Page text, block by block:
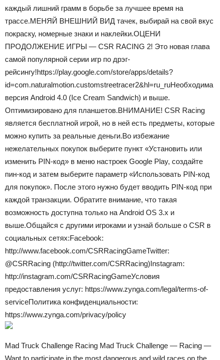
каждый лишний грамм в борьбе за лучшее время на
трассе.МЕНЯЙ ВНЕШНИЙ ВИД тачек, выбирай на свой вкус
покраску, номерные знаки и наклейки.ОЦЕНИ
ПРОДОЛЖЕНИЕ ИГРЫ — CSR RACING 2! Это новая глава
самой популярной серии игр по дрэг-
рейсингу!https://play.google.com/store/apps/details?
id=com.naturalmotion.customstreetracer2&hl=ru_ruНеобходима
версия Android 4.0 (Ice Cream Sandwich) и выше.
Оптимизировано для планшетов.ВНИМАНИЕ! CSR Racing
является бесплатной игрой, но в ней есть предметы, которые
можно купить за реальные деньги.Во избежание
нежелательных покупок выберите пункт «Установить или
изменить PIN-код» в меню настроек Google Play, создайте
пин-код и затем выберите параметр «Использовать PIN-код
для покупок». После этого нужно будет вводить PIN-код при
каждой транзакции. Обратите внимание, что такая
возможность доступна только на Android OS 3.x и
выше.Общайся с другими игроками и узнай больше о CSR в
социальных сетях:Facebook:
http://www.facebook.com/CSRRacingGameTwitter:
@CSRRacing (http://twitter.com/CSRRacing)Instagram:
http://instagram.com/CSRRacingGameУсловия
предоставления услуг: https://www.zynga.com/legal/terms-of-
serviceПолитика конфиденциальности:
https://www.zynga.com/privacy/policy
Mad Truck Challenge Racing Mad Truck Challenge — Racing —
Want to participate in the most dangerous and wild races on the